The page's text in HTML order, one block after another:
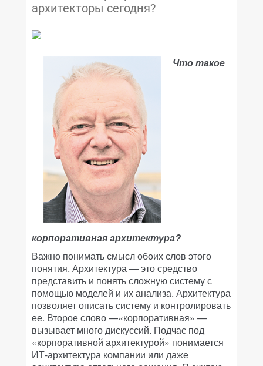
архитекторы сегодня?
Что такое
корпоративная архитектура?
Важно понимать смысл обоих слов этого
понятия. Архитектура — это средство
представить и понять сложную систему с
помощью моделей и их анализа. Архитектура
позволяет описать систему и контролировать
ее. Второе слово —«корпоративная» —
вызывает много дискуссий. Подчас под
«корпоративной архитектурой» понимается
ИТ-архитектура компании или даже